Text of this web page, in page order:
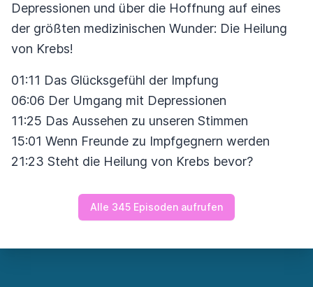
Depressionen und über die Hoffnung auf eines
der größten medizinischen Wunder: Die Heilung
von Krebs!
01:11 Das Glücksgefühl der Impfung
06:06 Der Umgang mit Depressionen
11:25 Das Aussehen zu unseren Stimmen
15:01 Wenn Freunde zu Impfgegnern werden
21:23 Steht die Heilung von Krebs bevor?
Alle 345 Episoden aufrufen